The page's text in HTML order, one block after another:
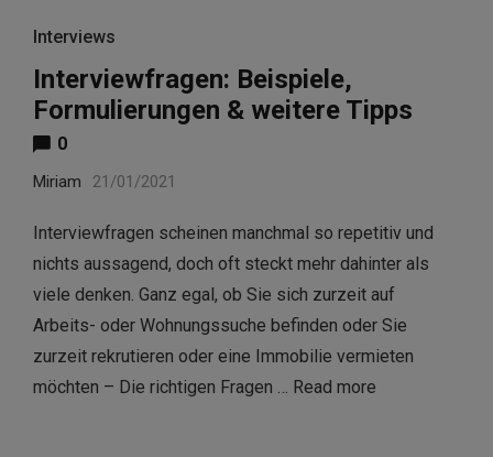
Interviews
Interviewfragen: Beispiele,
Formulierungen & weitere Tipps
0
Miriam 21/01/2021
Interviewfragen scheinen manchmal so repetitiv und
nichts aussagend, doch oft steckt mehr dahinter als
viele denken. Ganz egal, ob Sie sich zurzeit auf
Arbeits- oder Wohnungssuche befinden oder Sie
zurzeit rekrutieren oder eine Immobilie vermieten
möchten – Die richtigen Fragen … Read more